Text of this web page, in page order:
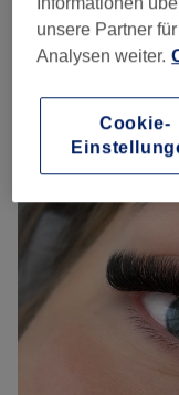
Bild anklicken für
unsere Partner
Analysen weiter.
Cookie-